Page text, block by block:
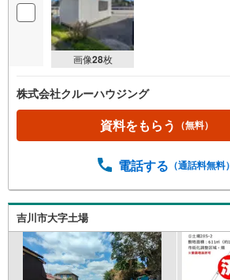
画像28枚
株式会社クルーハウジング
資料をもらう （無料）
電話する （通話料無料）
吉川市大字土場